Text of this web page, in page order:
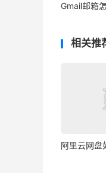
Gmail邮箱
相关推
阿里云网盘